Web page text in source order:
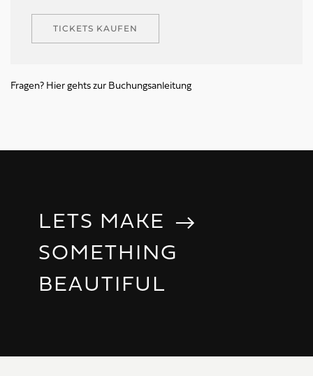
TICKETS KAUFEN
Fragen? Hier gehts zur Buchungsanleitung
LETS MAKE
SOMETHING
MEANINGFUL